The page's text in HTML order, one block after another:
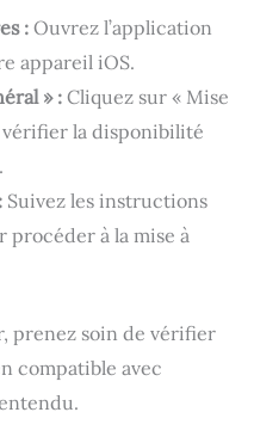
: Ouvrez l’application
appareil iOS.
» :Cliquez sur « Mise
la disponibilité
Suivez les instructions
procéder à la mise à
prenez soin de vérifier
compatible avec